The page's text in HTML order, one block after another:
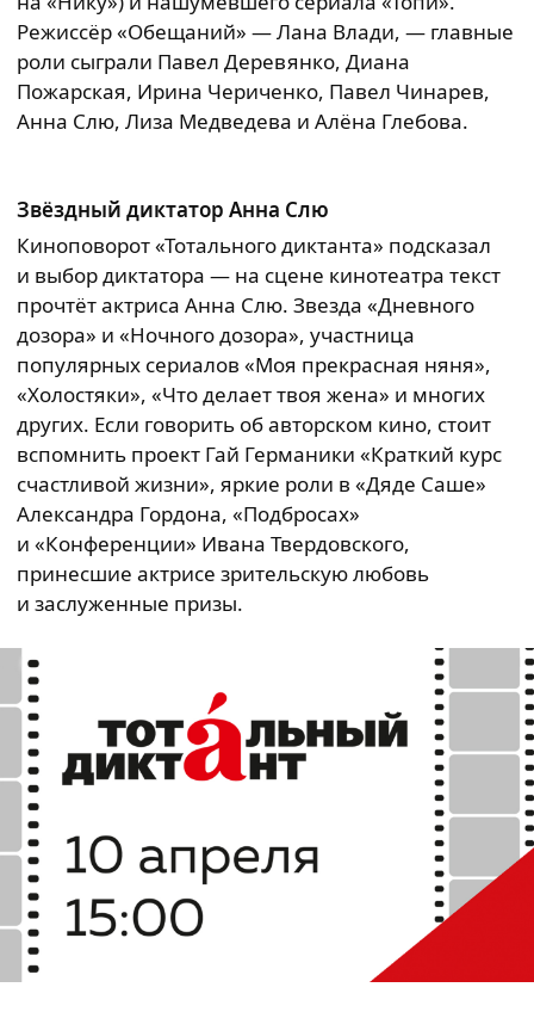
Режиссёр «Обещаний» — Лана Влади, — главные
роли сыграли Павел Деревянко, Диана
Пожарская, Ирина Чериченко, Павел Чинарев,
Анна Слю, Лиза Медведева и Алёна Глебова.
Звёздный диктатор Анна Слю
Киноповорот «Тотального диктанта» подсказал
и выбор диктатора — на сцене кинотеатра текст
прочтёт актриса Анна Слю. Звезда «Дневного
дозора» и «Ночного дозора», участница
популярных сериалов «Моя прекрасная няня»,
«Холостяки», «Что делает твоя жена» и многих
других. Если говорить об авторском кино, стоит
вспомнить проект Гай Германики «Краткий курс
счастливой жизни», яркие роли в «Дяде Саше»
Александра Гордона, «Подбросах»
и «Конференции» Ивана Твердовского,
принесшие актрисе зрительскую любовь
и заслуженные призы.